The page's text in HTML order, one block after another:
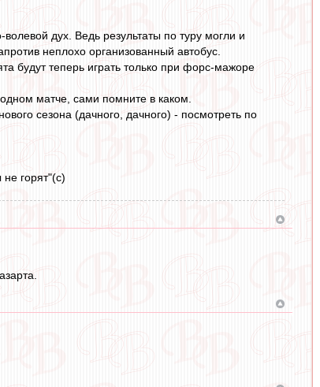
дух. Ведь результаты по туру могли и
неплохо организованный автобус.
будут теперь играть только при форс-мажоре
матче, сами помните в каком.
сезона (дачного, дачного) - посмотреть по
горят"(с)